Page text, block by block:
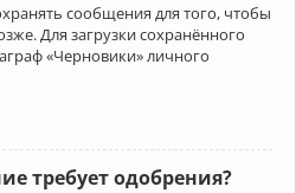
сообщения для того, чтобы
Для загрузки сохранённого
«Черновики» личного
требует одобрения?